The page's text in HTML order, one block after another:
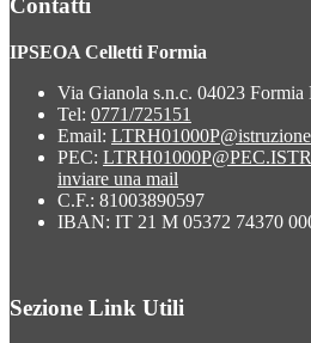
Contatti
IPSEOA Celletti Formia
Via Gianola s.n.c. 04023 Formia
Tel: 0771/725151
Email:
PEC:
inviare una mail
C.F.: 81003890597
IBAN: IT 21 M 05372 74370
Sezione Link Utili